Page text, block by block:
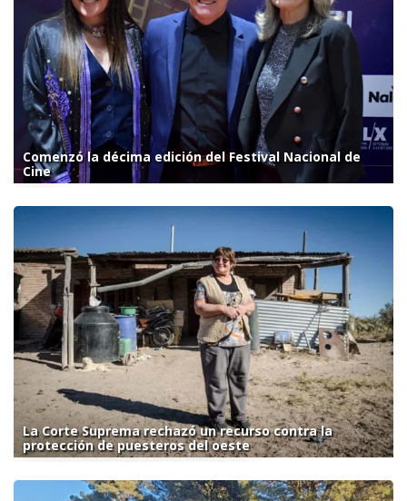
Comenzó la décima edición del Festival Nacional de
Cine
La Corte Suprema rechazó un recurso contra la
protección de puesteros del oeste